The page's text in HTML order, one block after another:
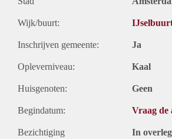
Wijk/buurt:
Inschrijven gemeente: Ja
Opleverniveau: Kaal
Huisgenoten: Geen
Begindatum: Vraag de
Bezichtiging In overleg